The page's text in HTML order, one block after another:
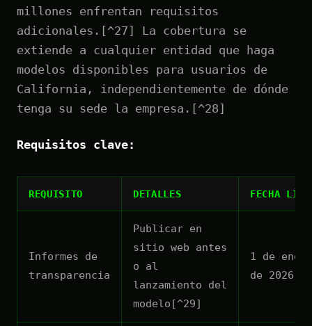
millones enfrentan requisitos
adicionales.[^27] La cobertura se
extiende a cualquier entidad que haga
modelos disponibles para usuarios de
California, independientemente de dónde
tenga su sede la empresa.[^28]
Requisitos clave:
REQUISITO DETALLES FECHA
Informes de
transparencia
Publicar en
sitio web antes
o al
lanzamiento del
modelo[^29]
1 de enero
de 2026